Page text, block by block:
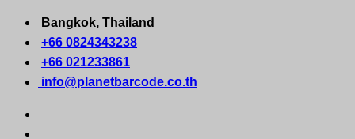
Skip
content
Bangkok, Thailand
+66 0824343238
+66 021233861
info@planetbarcode.co.th